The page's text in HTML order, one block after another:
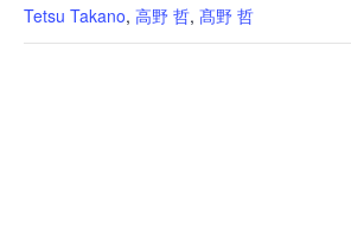
Tetsu Takano, 高野 哲, 髙野 哲